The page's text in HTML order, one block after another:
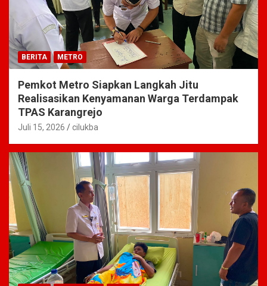
BERITA METRO
Pemkot Metro Siapkan Langkah Jitu
Realisasikan Kenyamanan Warga Terdampak
TPAS Karangrejo
Juli 15, 2026 cilukba